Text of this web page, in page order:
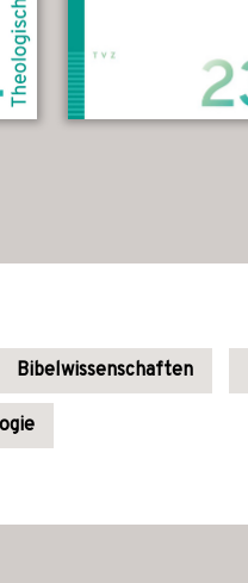
Bibelwissenschaften